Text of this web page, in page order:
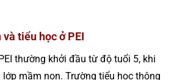
tiểu học ở PEI
thường khởi đầu từ độ tuổi 5, khi
mầm non. Trường tiểu học thông